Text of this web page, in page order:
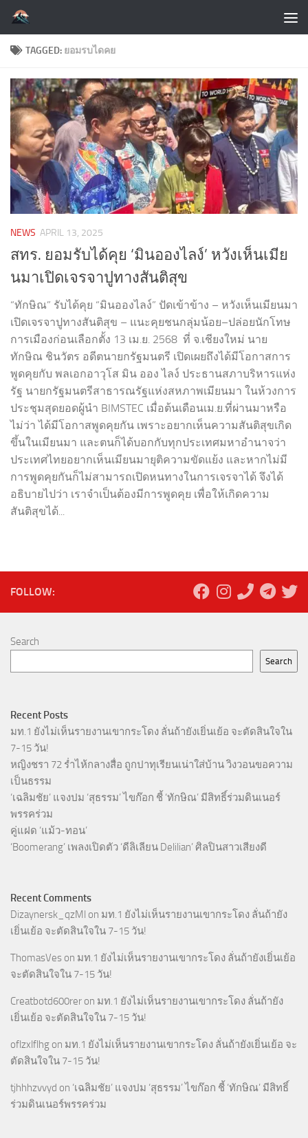
Skip to content
TAGGED: ยอมรบไดคย
NEWS APRIL 13, 2025
สทร. ยอมรับได้คุย ‘มินอองไลง์’ หวังเห็นเมีย
นมาเปิดเจรจาปูทางสันติสุข
“ทักษิณ” รับได้คุย “มินอองไลง์” ปัดเข้าข้าง – หวังเห็นเมียนมา
เปิดเจรจาปูทางสันติสุข – แนะคุยชนกลุ่มน้อย–ปล่อยนักโทษ
การเมืองก่อนเลือกตั้ง 13 เม.ย. 2568 ที่ จ.เชียงใหม่ นาย
ทักษิณ ชินวัตร อดีตนายกรัฐมนตรี เปิดเผยถึงได้มีโอกาสการ
พูดคุยกับ พลเอกอาวุโส มิน ออง ไลง์ ประธานสภาบริหารแห่ง
รัฐ นายกรัฐมนตรีสาธารณรัฐแห่งสหภาพเมียนมา ในห้วงการ
ประชุมสุดยอดผู้นำ BIMSTEC เมื่อต้นเดือนเม.ย.ที่ผ่านมาหรือ
ไม่ว่า ได้มีโอกาสพูดคุยกัน เพราะอยากเห็นความสันติสุขเกิด
ขึ้นในเมียนมา และตนก็ได้บอกกับทุกประเทศมหาอำนาจว่า
ประเทศไทยอยากเห็นเมียนมายุติความขัดแย้ง และหากไม่มี
การพูดคุยกันก็ไม่สามารถเปิดหนทางในการเจรจาได้ จึงได้
อธิบายไปว่า เราจำเป็นต้องมีการพูดคุย เพื่อให้เกิดความ
สันติสุขได้...
FOLLOW:
Search
Search
Recent Posts
มท.1 ยังไม่เห็นรายงานเขากระโดง ลั่นถ้ายังเยิ่นเย้อ จะตัดสินใจใน
7-15 วัน!
หญิงชรา 72 ร่ำไห้กลางสื่อ ถูกปาทุเรียนเน่าใส่บ้าน วิงวอนขอความ
เป็นธรรม
‘เฉลิมชัย’ แจงปม ‘สุธรรม’ ไขก๊อก ชี้ ‘ทักษิณ’ มีสิทธิ์ร่วมดินเนอร์
พรรคร่วม
คู่แฝด ‘แม้ว-ทอน’
‘Boomerang’ เพลงเปิดตัว ‘ดีลิเลียน Delilian’ ศิลปินสาวเสียงดี
Recent Comments
Dizaynersk_qzMl on มท.1 ยังไม่เห็นรายงานเขากระโดง ลั่นถ้ายัง
เยิ่นเย้อ จะตัดสินใจใน 7-15 วัน!
ThomasVes on มท.1 ยังไม่เห็นรายงานเขากระโดง ลั่นถ้ายังเยิ่นเย้อ
จะตัดสินใจใน 7-15 วัน!
Creatbotd600rer on มท.1 ยังไม่เห็นรายงานเขากระโดง ลั่นถ้ายัง
เยิ่นเย้อ จะตัดสินใจใน 7-15 วัน!
oflzxlflhg on มท.1 ยังไม่เห็นรายงานเขากระโดง ลั่นถ้ายังเยิ่นเย้อ จะ
ตัดสินใจใน 7-15 วัน!
tjhhhzvvyd on ‘เฉลิมชัย’ แจงปม ‘สุธรรม’ ไขก๊อก ชี้ ‘ทักษิณ’ มีสิทธิ์
ร่วมดินเนอร์พรรคร่วม